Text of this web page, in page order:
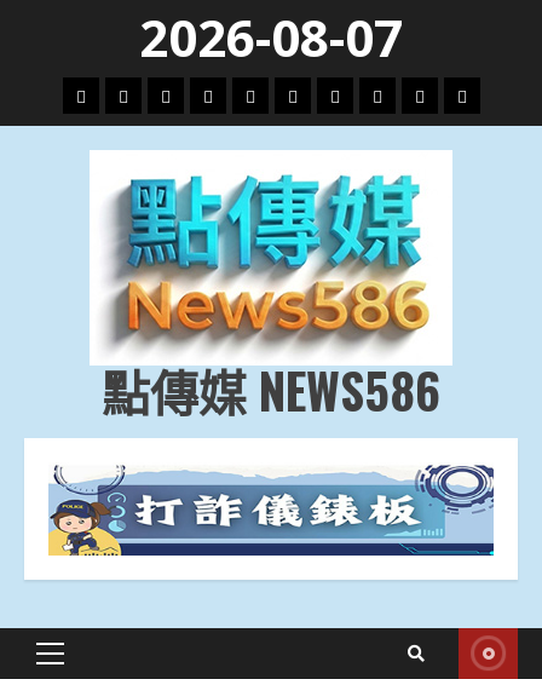
content
2026-08-07
頭
條
財
經
地
方.
會
文
教.
技
專
題
娛
樂
劇
政
治
國
際
運
動
生
活
點傳媒 NEWS586
Primary